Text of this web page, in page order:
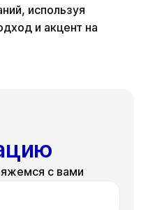
используя
и акцент на
с вами